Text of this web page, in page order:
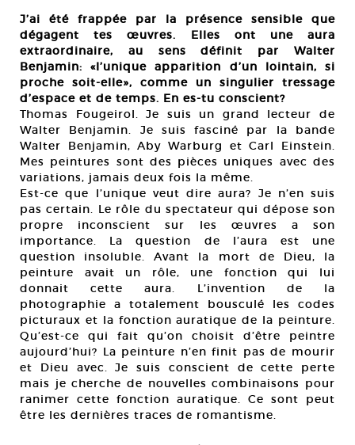
J’ai été frappée par la présence sensible que
dégagent tes œuvres. Elles ont une aura
extraordinaire, au sens définit par Walter
Benjamin: «l’unique apparition d’un lointain, si
proche soit-elle», comme un singulier tressage
d’espace et de temps. En es-tu conscient?
Thomas Fougeirol. Je suis un grand lecteur de
Walter Benjamin. Je suis fasciné par la bande
Walter Benjamin, Aby Warburg et Carl Einstein.
Mes peintures sont des pièces uniques avec des
variations, jamais deux fois la même.
Est-ce que l’unique veut dire aura? Je n’en suis
pas certain. Le rôle du spectateur qui dépose son
propre inconscient sur les œuvres a son
importance. La question de l’aura est une
question insoluble. Avant la mort de Dieu, la
peinture avait un rôle, une fonction qui lui
donnait cette aura. L’invention de la
photographie a totalement bousculé les codes
picturaux et la fonction auratique de la peinture.
Qu’est-ce qui fait qu’on choisit d’être peintre
aujourd’hui? La peinture n’en finit pas de mourir
et Dieu avec. Je suis conscient de cette perte
mais je cherche de nouvelles combinaisons pour
ranimer cette fonction auratique. Ce sont peut
être les dernières traces de romantisme.